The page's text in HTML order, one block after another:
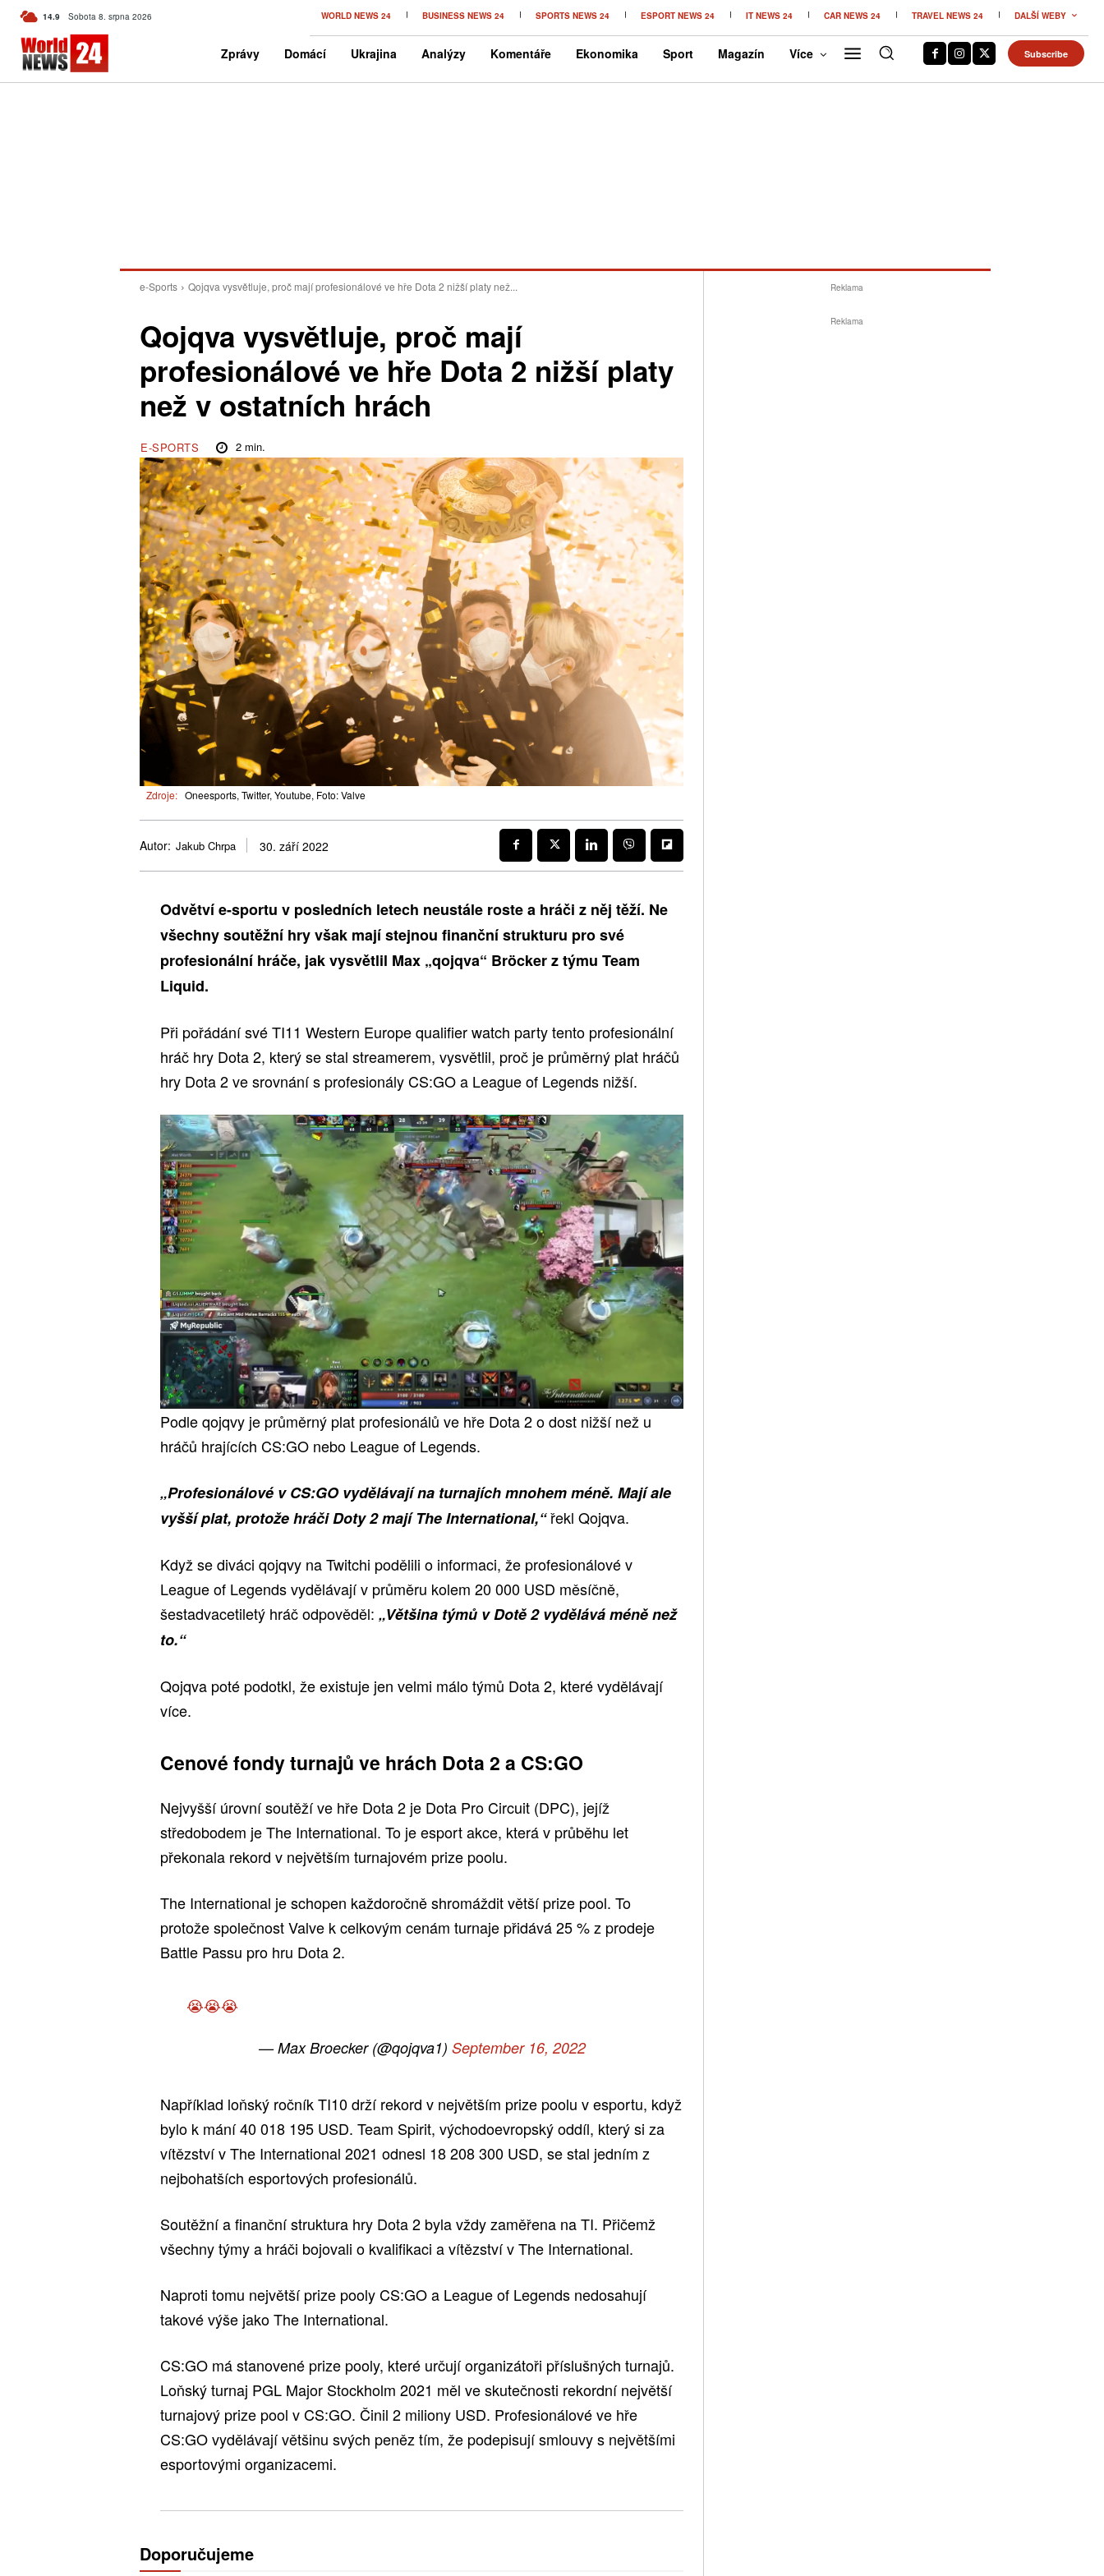
14.9 C Czech
Sobota 8. srpna 2026 WORLD NEWS 24 BUSINESS NEWS 24 SPORTS NEWS 24 ESPORT NEWS 24 IT NEWS 24 CAR NEWS 24 TRAVEL NEWS 24 DALŠÍ WEBY
Zprávy Domácí Ukrajina Analýzy Komentáře Ekonomika Sport Magazín Více Subscribe
e-Sports Qojqva vysvětluje, proč mají profesionálové ve hře Dota 2 nižší platy než...
Qojqva vysvětluje, proč mají
profesionálové ve hře Dota 2 nižší platy
než v ostatních hrách
E-SPORTS 2 min.
Zdroje: Oneesports, Twitter, Youtube, Foto: Valve
Autor: Jakub Chrpa 30. září 2022
Odvětví e-sportu v posledních letech neustále roste a hráči z něj těží. Ne
všechny soutěžní hry však mají stejnou finanční strukturu pro své
profesionální hráče, jak vysvětlil Max „qojqva“ Bröcker z týmu Team
Liquid.
Při pořádání své TI11 Western Europe qualifier watch party tento profesionální
hráč hry Dota 2, který se stal streamerem, vysvětlil, proč je průměrný plat hráčů
hry Dota 2 ve srovnání s profesionály CS:GO a League of Legends nižší.
Podle qojqvy je průměrný plat profesionálů ve hře Dota 2 o dost nižší než u
hráčů hrajících CS:GO nebo League of Legends.
„Profesionálové v CS:GO vydělávají na turnajích mnohem méně. Mají ale
vyšší plat, protože hráči Doty 2 mají The International,“řekl Qojqva.
Když se diváci qojqvy na Twitchi podělili o informaci, že profesionálové v
League of Legends vydělávají v průměru kolem 20 000 USD měsíčně,
šestadvacetiletý hráč odpověděl: „Většina týmů v Dotě 2 vydělává méně než
to.“
Qojqva poté podotkl, že existuje jen velmi málo týmů Dota 2, které vydělávají
více.
Cenové fondy turnajů ve hrách Dota 2 a CS:GO
Nejvyšší úrovní soutěží ve hře Dota 2 je Dota Pro Circuit (DPC), jejíž
středobodem je The International. To je esport akce, která v průběhu let
překonala rekord v největším turnajovém prize poolu.
The International je schopen každoročně shromáždit větší prize pool. To
protože společnost Valve k celkovým cenám turnaje přidává 25 % z prodeje
Battle Passu pro hru Dota 2.
😭😭😭
— Max Broecker (@qojqva1) September 16, 2022
Například loňský ročník TI10 drží rekord v největším prize poolu v esportu, když
bylo k mání 40 018 195 USD. Team Spirit, východoevropský oddíl, který si za
vítězství v The International 2021 odnesl 18 208 300 USD, se stal jedním z
nejbohatších esportových profesionálů.
Soutěžní a finanční struktura hry Dota 2 byla vždy zaměřena na TI. Přičemž
všechny týmy a hráči bojovali o kvalifikaci a vítězství v The International.
Naproti tomu největší prize pooly CS:GO a League of Legends nedosahují
takové výše jako The International.
CS:GO má stanovené prize pooly, které určují organizátoři příslušných turnajů.
Loňský turnaj PGL Major Stockholm 2021 měl ve skutečnosti rekordní největší
turnajový prize pool v CS:GO. Činil 2 miliony USD. Profesionálové ve hře
CS:GO vydělávají většinu svých peněz tím, že podepisují smlouvy s největšími
esportovými organizacemi.
Doporučujeme
Reklama
Reklama